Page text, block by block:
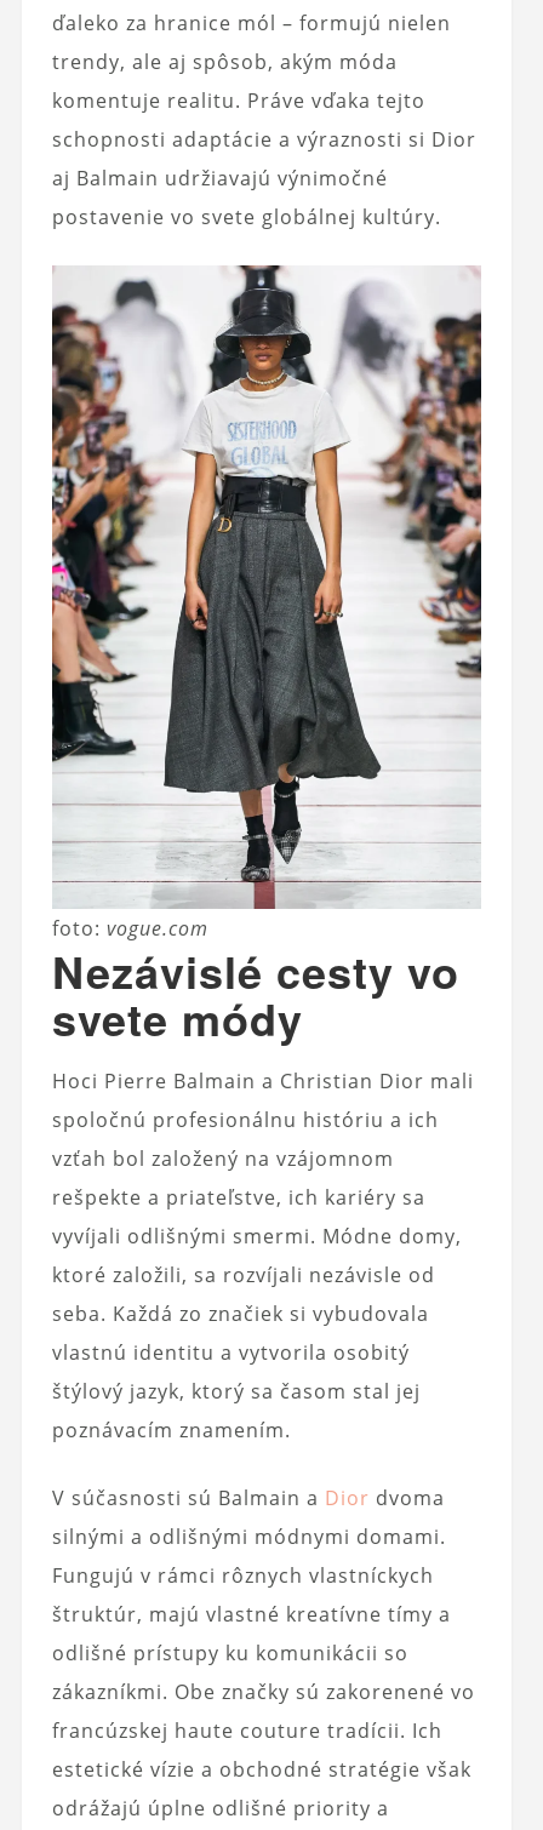
ďaleko za hranice mól – formujú nielen
trendy, ale aj spôsob, akým móda
komentuje realitu. Práve vďaka tejto
schopnosti adaptácie a výraznosti si Dior
aj Balmain udržiavajú výnimočné
postavenie vo svete globálnej kultúry.
foto: vogue.com
Nezávislé cesty vo
svete módy
Hoci Pierre Balmain a Christian Dior mali
spoločnú profesionálnu históriu a ich
vzťah bol založený na vzájomnom
rešpekte a priateľstve, ich kariéry sa
vyvíjali odlišnými smermi. Módne domy,
ktoré založili, sa rozvíjali nezávisle od
seba. Každá zo značiek si vybudovala
vlastnú identitu a vytvorila osobitý
štýlový jazyk, ktorý sa časom stal jej
poznávacím znamením.
V súčasnosti sú Balmain a Dior dvoma
silnými a odlišnými módnymi domami.
Fungujú v rámci rôznych vlastníckych
štruktúr, majú vlastné kreatívne tímy a
odlišné prístupy ku komunikácii so
zákazníkmi. Obe značky sú zakorenené vo
francúzskej haute couture tradícii. Ich
estetické vízie a obchodné stratégie však
odrážajú úplne odlišné priority a